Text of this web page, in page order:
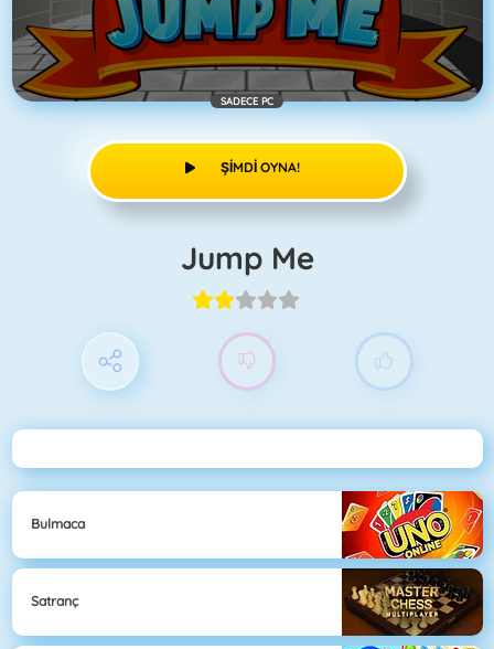
SADECE PC
ŞIMDI OYNA!
Jump Me
Bulmaca
Satranç